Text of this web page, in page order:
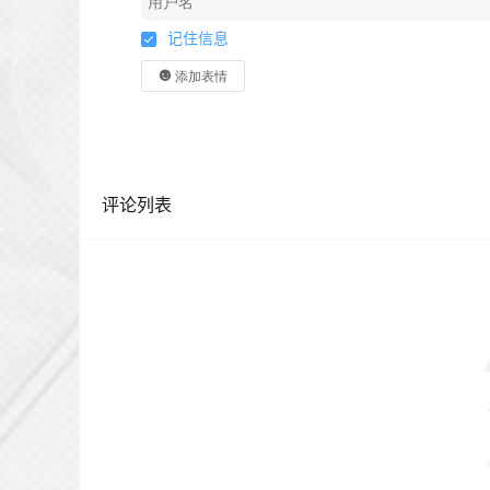
记住信息
添加表情
评论列表